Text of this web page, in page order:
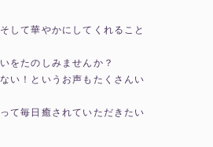
して華やかにしてくれること
をたのしみませんか？
い！というお声もたくさんい
て毎日癒されていただきたい